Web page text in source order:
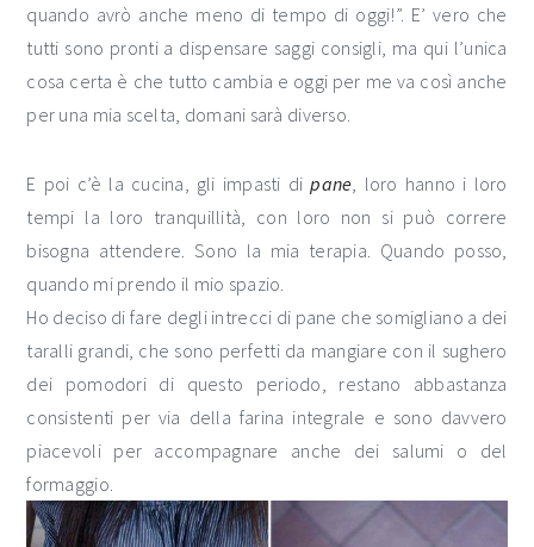
quando avrò anche meno di tempo di oggi!”. E’ vero che
tutti sono pronti a dispensare saggi consigli, ma qui l’unica
cosa certa è che tutto cambia e oggi per me va così anche
per una mia scelta, domani sarà diverso.
E poi c’è la cucina, gli impasti dipane , loro hanno i loro
tempi la loro tranquillità, con loro non si può correre
bisogna attendere. Sono la mia terapia. Quando posso,
quando mi prendo il mio spazio.
Ho deciso di fare degli intrecci di pane che somigliano a dei
taralli grandi, che sono perfetti da mangiare con il sughero
dei pomodori di questo periodo, restano abbastanza
consistenti per via della farina integrale e sono davvero
piacevoli per accompagnare anche dei salumi o del
formaggio.